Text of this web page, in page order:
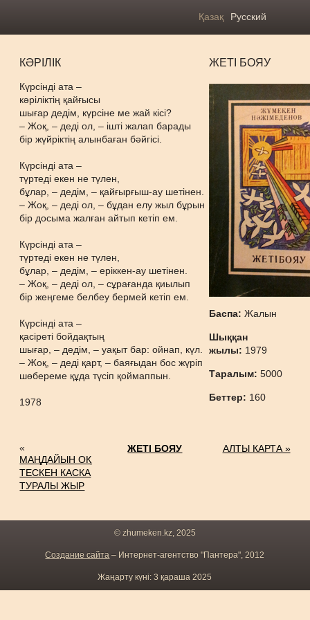
Қазақ Русский
КӘРІЛІК
Күрсінді ата –
кәріліктің қайғысы
шығар дедім, күрсіне ме жай кісі?
– Жоқ, – деді ол, – ішті жалап барады
бір жүйріктің алынбаған бәйгісі.
Күрсінді ата –
түртеді екен не түлен,
бұлар, – дедім, – қайғырғыш-ау шетінен.
– Жоқ, – деді ол, – бұдан елу жыл бұрын
бір досыма жалған айтып кетіп ем.
Күрсінді ата –
түртеді екен не түлен,
бұлар, – дедім, – еріккен-ау шетінен.
– Жоқ, – деді ол, – сұрағанда қиылып
бір жеңгеме белбеу бермей кетіп ем.
Күрсінді ата –
қасіреті бойдақтың
шығар, – дедім, – уақыт бар: ойнап, күл.
– Жоқ, – деді қарт, – баяғыдан бос жүріп
шөбереме құда түсіп қоймаппын.
1978
ЖЕТІ БОЯУ
Баспа:Жалын
Шыққан
жылы: 1979
Таралым:5000
Беттер: 160
«
МАҢДАЙЫН ОҚ
ТЕСКЕН КАСКА
ТУРАЛЫ ЖЫР
ЖЕТІ БОЯУ АЛТЫ КАРТА »
© zhumeken.kz, 2025
Создание сайта – Интернет-агентство "Пантера", 2012
Жаңарту күні: 3 қараша 2025